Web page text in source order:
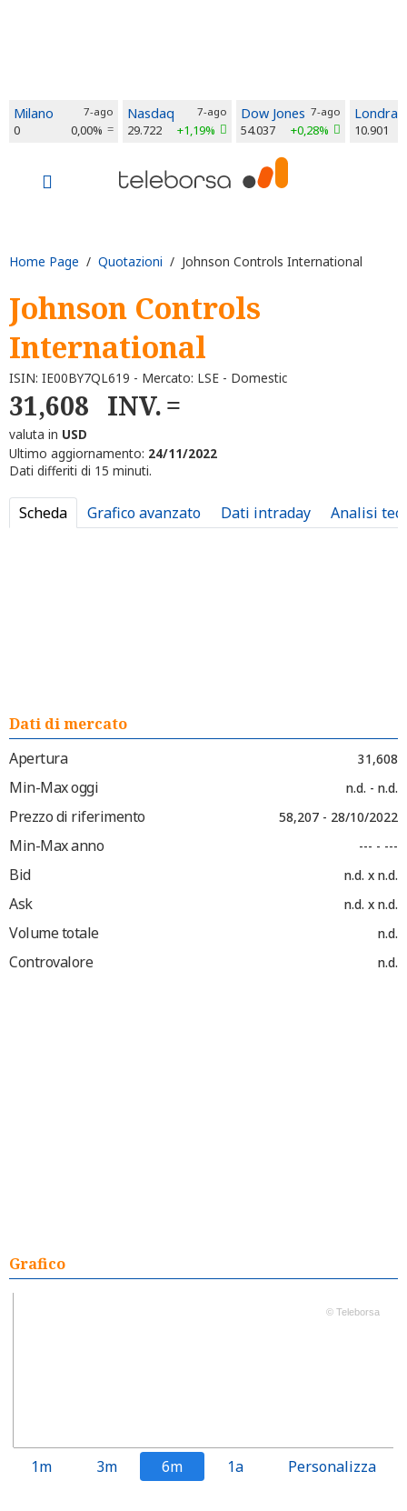
Milano 7-ago
0 0,00%
Nasdaq 7-ago
29.722 +1,19%
Dow Jones 7-ago
54.037 +0,28%
Londra
10.901
Home Page / Quotazioni / Johnson Controls International
Johnson Controls
International
ISIN: IE00BY7QL619 - Mercato: LSE - Domestic
31,608 INV.
valuta in USD
Ultimo aggiornamento: 24/11/2022
Dati differiti di 15 minuti.
Scheda Grafico avanzato Dati intraday Analisi
Dati di mercato
Apertura
31,608
Min-Max oggi n.d. - n.d.
Prezzo di riferimento 58,207 - 28/10/2022
Min-Max anno --- - ---
Bid n.d. x n.d.
Ask n.d. x n.d.
Volume totale n.d.
Controvalore n.d.
Grafico
© Teleborsa
1m 3m 6m 1a Personalizza